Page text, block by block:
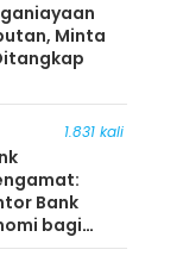
Minta
1.831 kali
Bank
bagi